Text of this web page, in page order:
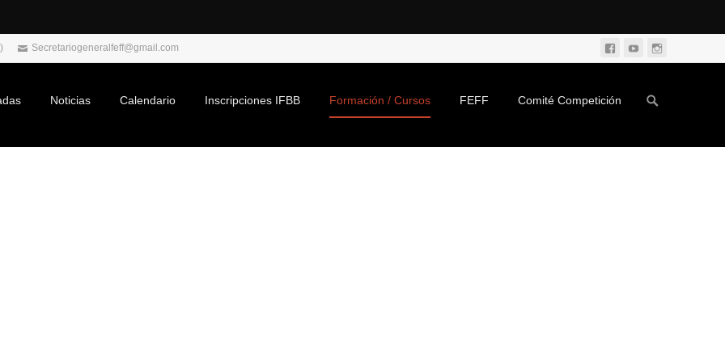
Secretariogeneralfeff@gmail.com
Noticias Calendario Inscripciones IFBB Formación / Cursos FEFF Comité Competición
Search